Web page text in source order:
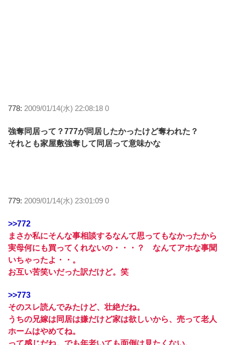
778: 2009/01/14(水) 22:08:18 0
強奪同居って？777が同居したかったけど奪われた？
それとも家屋敷強奪して同居って意味かな
779: 2009/01/14(水) 23:01:09 0
>>772
まさか私にそんな事相談するなんて思ってもなかったから
実母何にも買ってくれないの・・・？ なんてアホな事聞
いちゃったよ・・。
お互い苦笑いだった訳だけど。笑
>>773
そのスレ読んでみたけど、壮絶だね。
うちの兄嫁は同居は嫌だけど家は欲しいから、売って老人
ホームはやめてね。
って感じだね。でも年老いても面倒は見たくない。